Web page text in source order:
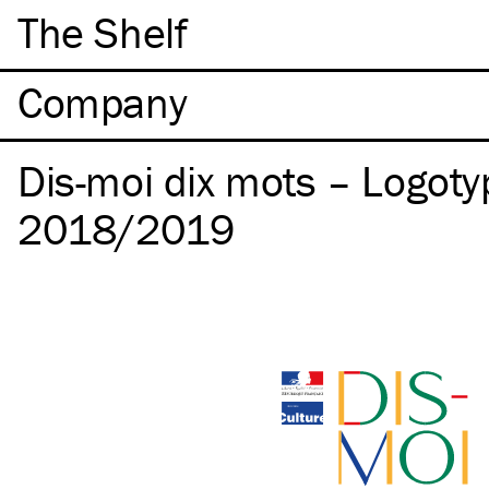
The Shelf
Company
Dis-moi dix mots –
2018/2019